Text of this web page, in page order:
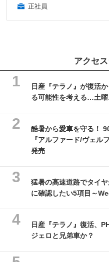
正社員
アクセ
日産『テラノ』が復活
る可能性を考える…土
酷暑から愛車を守る！
『アルファード/ヴェル
発売
猛暑の高速道路でタイ
に確認したい5項目～
日産『テラノ』復活、
ジェロと兄弟車か？